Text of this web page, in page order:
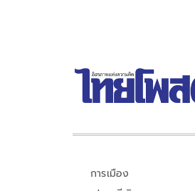
การเมือง